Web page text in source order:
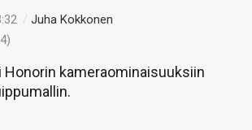
/Juha Kokkonen
kameraominaisuuksiin